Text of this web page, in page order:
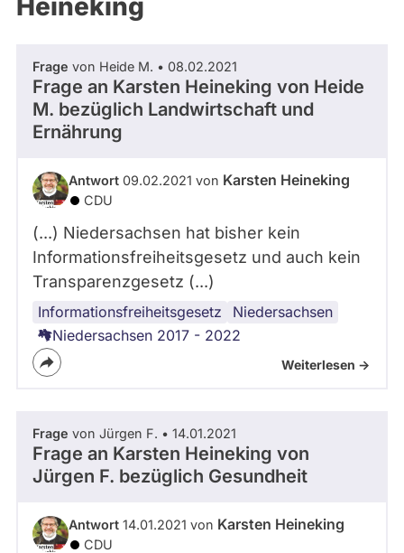
Heineking
Frage von Heide M. • 08.02.2021
Frage an Karsten Heineking von Heide
M. bezüglich Landwirtschaft und
Ernährung
Antwort 09.02.2021 von Karsten Heineking
CDU
(...) Niedersachsen hat bisher kein
Informationsfreiheitsgesetz und auch kein
Transparenzgesetz (...)
Informationsfreiheitsgesetz Niedersachsen
Transparenz
Niedersachsen 2017 - 2022
Weiterlesen ->
Frage von Jürgen F. • 14.01.2021
Frage an Karsten Heineking von
Jürgen F. bezüglich Gesundheit
Antwort 14.01.2021 von Karsten Heineking
CDU